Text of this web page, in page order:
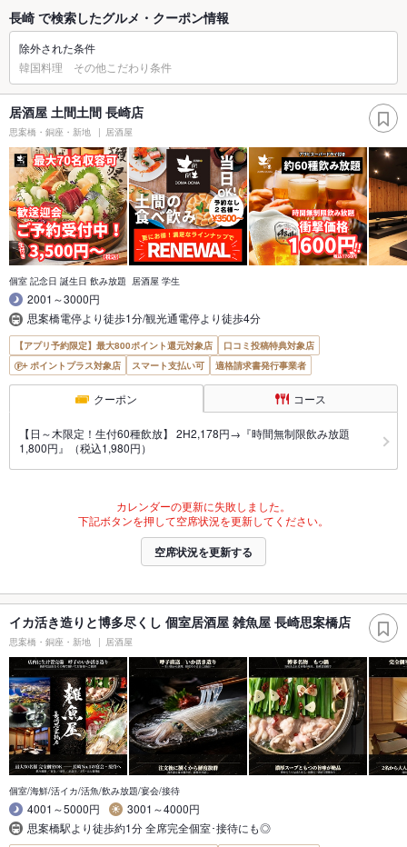
長崎 で検索したグルメ・クーポン情報
除外された条件
韓国料理 その他こだわり条件
居酒屋 土間土間 長崎店
思案橋・銅座・新地 居酒屋
個室 記念日 誕生日 飲み放題 居酒屋 学生
2001～3000円
思案橋電停より徒歩1分/観光通電停より徒歩4分
【アプリ予約限定】最大800ポイント還元対象店
口コミ投稿特典対象店
ポイントプラス対象店
スマート支払い可 適格請求書発行事業者
クーポン コース
【日～木限定！生付60種飲放】 2H2,178円→『時間無制限飲み放題
1,800円』（税込1,980円）
カレンダーの更新に失敗しました。
下記ボタンを押して空席状況を更新してください。
空席状況を更新する
イカ活き造りと博多尽くし 個室居酒屋 雑魚屋 長崎思案橋店
思案橋・銅座・新地 居酒屋
個室/海鮮/活イカ/活魚/飲み放題/宴会/接待
4001～5000円
3001～4000円
思案橋駅より徒歩約1分 全席完全個室･接待にも◎